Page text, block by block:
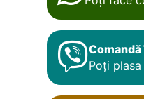
Poți